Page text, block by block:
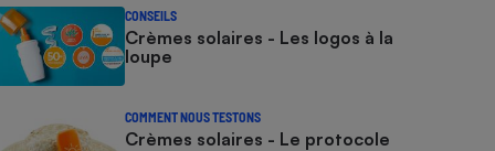
CONSEILS
Crèmes solaires - Les logos à la
loupe
COMMENT NOUS TESTONS
Crèmes solaires - Le protocole